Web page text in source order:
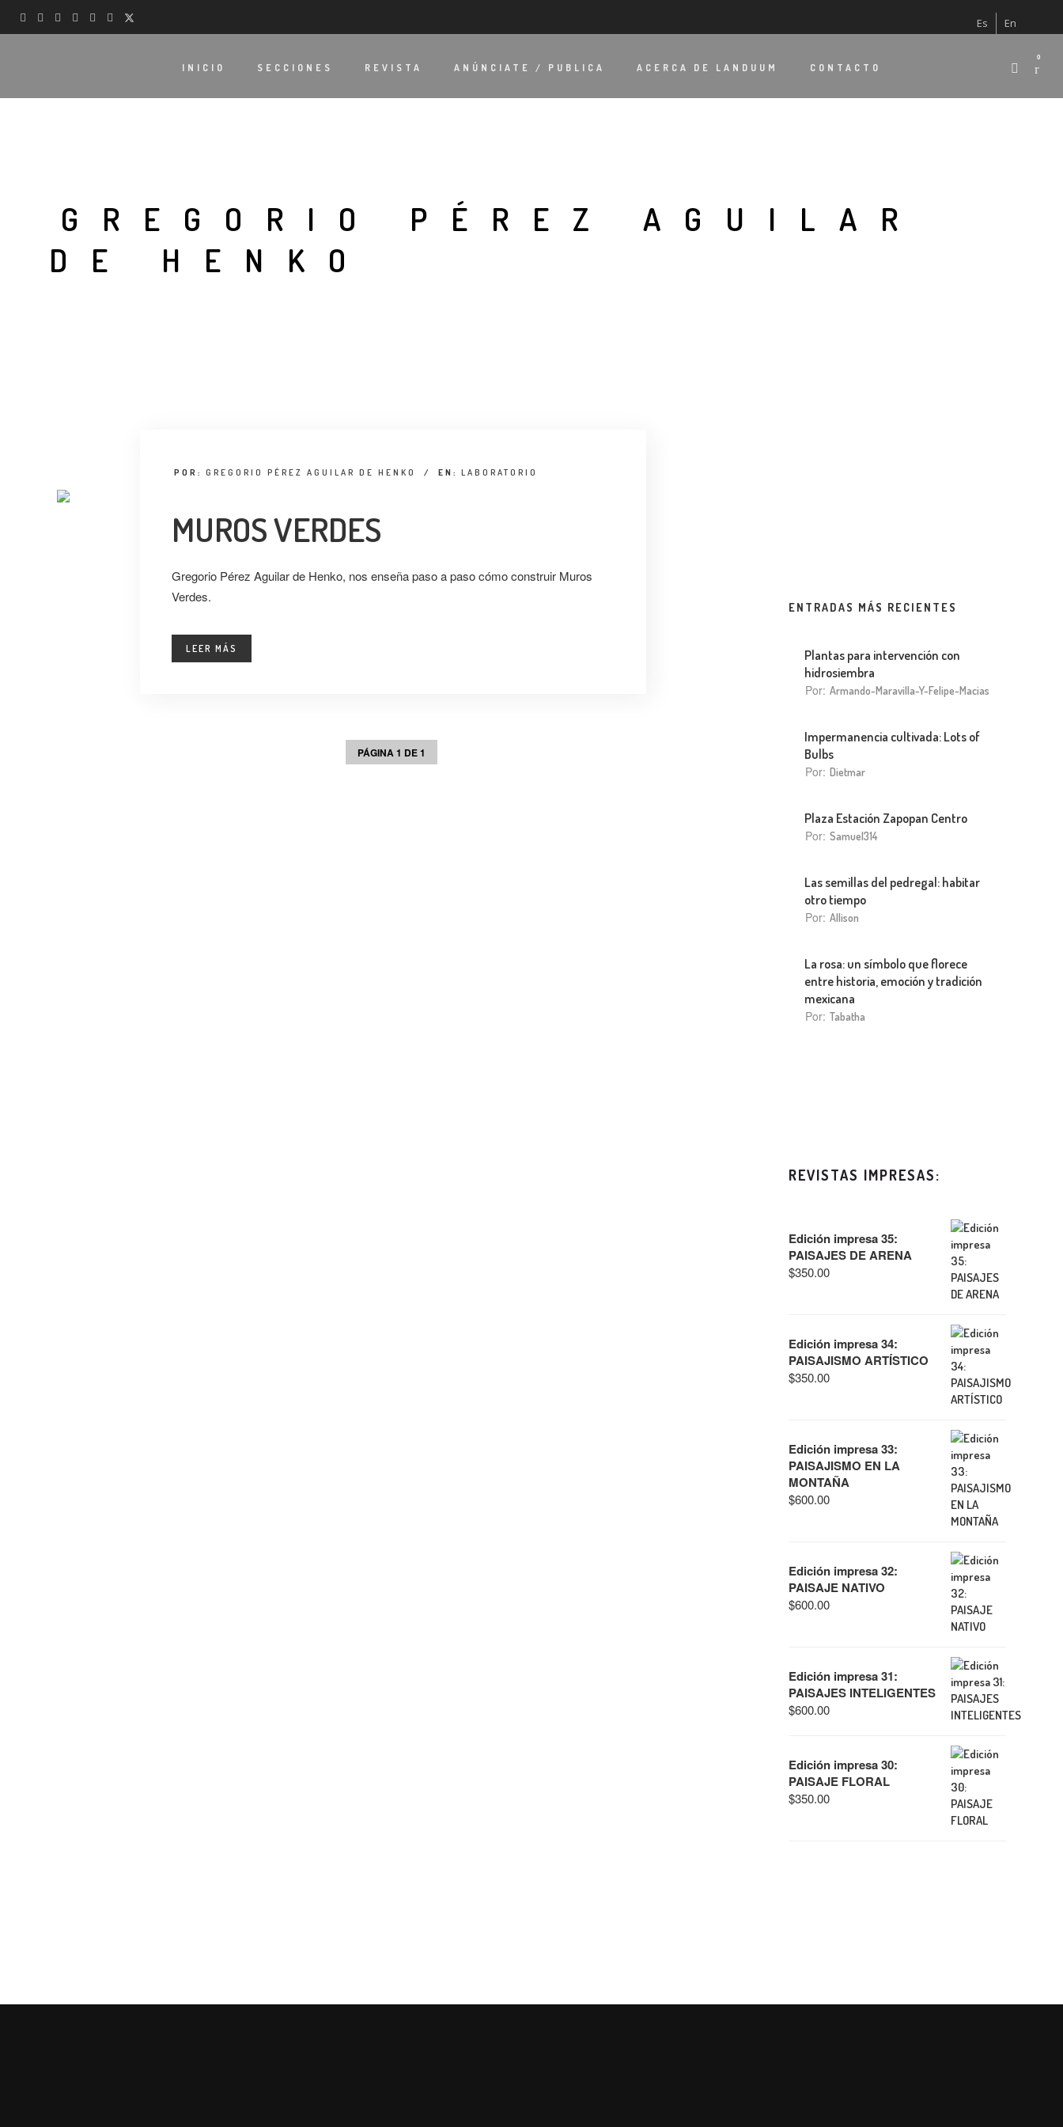
Es En
INICIO SECCIONES REVISTA ANÚNCIATE / PUBLICA ACERCA DE LANDUUM CONTACTO
0
GREGORIO PÉREZ AGUILAR
DE HENKO
POR: GREGORIO PÉREZ AGUILAR DE HENKO / EN: LABORATORIO
MUROS VERDES
Gregorio Pérez Aguilar de Henko, nos enseña paso a paso cómo construir Muros
Verdes.
LEER MÁS
PÁGINA 1 DE 1
ENTRADAS MÁS RECIENTES
Plantas para intervención con
hidrosiembra
Por: Armando-Maravilla-Y-Felipe-Macias
Impermanencia cultivada: Lots of
Bulbs
Por: Dietmar
Plaza Estación Zapopan Centro
Por: Samuel314
Las semillas del pedregal: habitar
otro tiempo
Por: Allison
La rosa: un símbolo que florece
entre historia, emoción y tradición
mexicana
Por: Tabatha
REVISTAS IMPRESAS:
Edición impresa 35:
PAISAJES DE ARENA
$350.00
Edición impresa 34:
PAISAJISMO ARTÍSTICO
$350.00
Edición impresa 33:
PAISAJISMO EN LA
MONTAÑA
$600.00
Edición impresa 32:
PAISAJE NATIVO
$600.00
Edición impresa 31:
PAISAJES INTELIGENTES
$600.00
Edición impresa 30:
PAISAJE FLORAL
$350.00